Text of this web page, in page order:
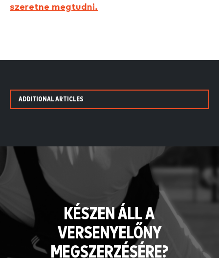
szeretne megtudni.
ADDITIONAL ARTICLES
KÉSZEN ÁLL A
VERSENYELŐNY
MEGSZERZÉSÉRE?